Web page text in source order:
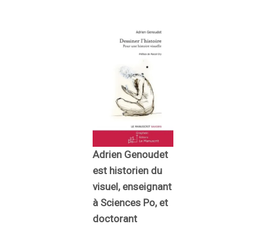
Adrien Genoudet
est historien du
visuel, enseignant
à Sciences Po, et
doctorant